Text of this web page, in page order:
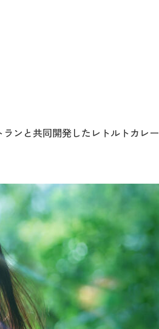
ンと共同開発したレトルトカレ